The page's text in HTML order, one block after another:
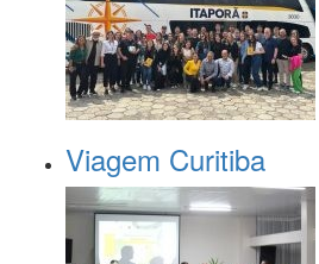
Viagem Curitiba